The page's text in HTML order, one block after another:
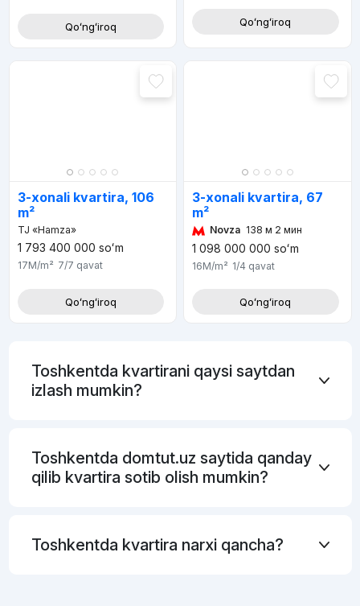
Qoʻngʻiroq Qoʻngʻiroq
3-xonali kvartira, 106
m²
TJ «Hamza»
1 793 400 000 soʻm
17M/m² 7/7 qavat
Qoʻngʻiroq
3-xonali kvartira, 67
m²
Novza 138 м 2 мин
1 098 000 000 soʻm
16M/m² 1/4 qavat
Qoʻngʻiroq
Toshkentda kvartirani qaysi saytdan
izlash mumkin?
Toshkentda domtut.uz saytida qanday
qilib kvartira sotib olish mumkin?
Toshkentda kvartira narxi qancha?